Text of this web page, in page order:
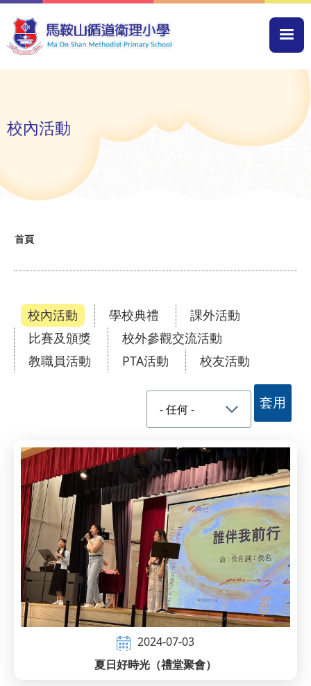
移至主內容
校內活動
導
連
結
首頁
校內活動 學校典禮
課外活動
比賽及頒獎
校外參觀交流活動
教職員活動
PTA活動 校友活動
2024-07-03
夏日好時光（禮堂聚會）